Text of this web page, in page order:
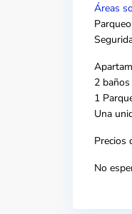
Áreas
2 baños
1
Una
Precios
No